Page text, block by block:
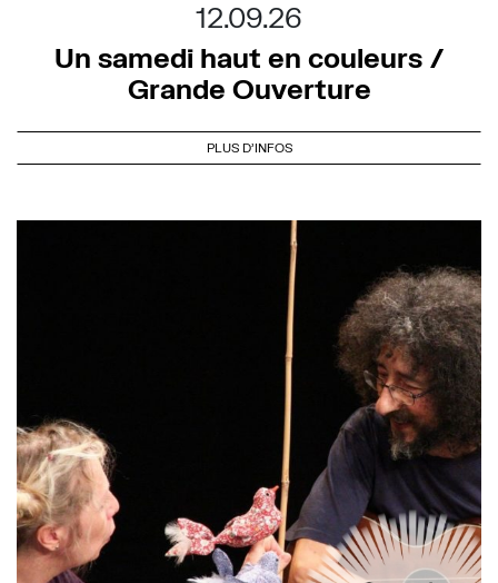
12.09.26
Un samedi haut en couleurs /
Grande Ouverture
PLUS D'INFOS